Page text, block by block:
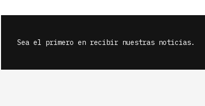
Sea el primero en recibir nuestras noticias.